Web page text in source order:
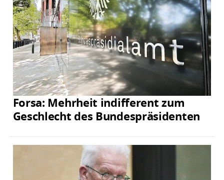
Forsa: Mehrheit indifferent zum
Geschlecht des Bundespräsidenten